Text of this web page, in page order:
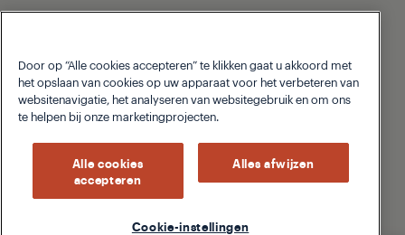
Diepvriezers
Koel-vries combinatie
Geïntegreerde koelkasten
Geïntegreerde diepvriezers
Koken
Vrijstaande Wasmachines
Koeling
Geïntegreerde koelkasten
Geïntegreerde koelkasten
Koken
Over Grundig
Beko Corporate
Helpcentrum
© 2026 Grundig
Privacybeleid Cookiebeleid Homewhiz
Door op “Alle cookies accepteren” te klikken gaat u akkoord met
het opslaan van cookies op uw apparaat voor het verbeteren van
websitenavigatie, het analyseren van websitegebruik en om ons
te helpen bij onze marketingprojecten.
Alle cookies
accepteren
Alles afwijzen
Cookie-instellingen